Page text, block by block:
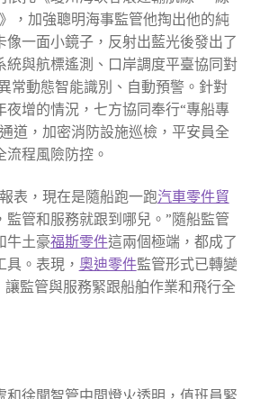
，加強聰明海事監管他掏出他的純
像一面小鏡子，反射出藍光後發出了
統與航標遙測、口岸調度平臺協同對
常動態智能識別、自動預警。針對
夜增的情況，七方協同奉行“專船專
道，加密消防設施巡檢，平安員全
程風險防控。
表，現在是隨船跑一跑汽車零件貿
監管和服務就跟到哪兒。”隨船監管
牛土豪福斯零件這兩個極端，都成了
。表現， 奧迪零件監管形式已轉變
讓監管與服務緊跟船舶作業和飛行全
和徐聞智管中間燈火透明，值班員緊